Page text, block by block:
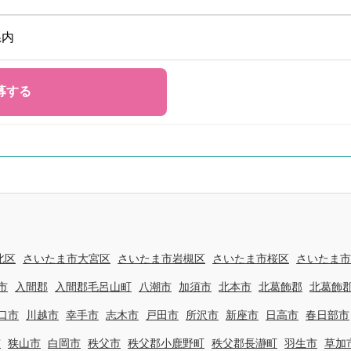
区 さいたま市大宮区 さいたま市岩槻区 さいたま市桜区 さいたま
入間郡 入間郡毛呂山町 八潮市 加須市 北本市 北葛飾郡 北葛飾
市 川越市 幸手市 志木市 戸田市 所沢市 新座市 日高市 春日部市
狭山市 白岡市 秩父市 秩父郡小鹿野町 秩父郡長瀞町 羽生市 草加